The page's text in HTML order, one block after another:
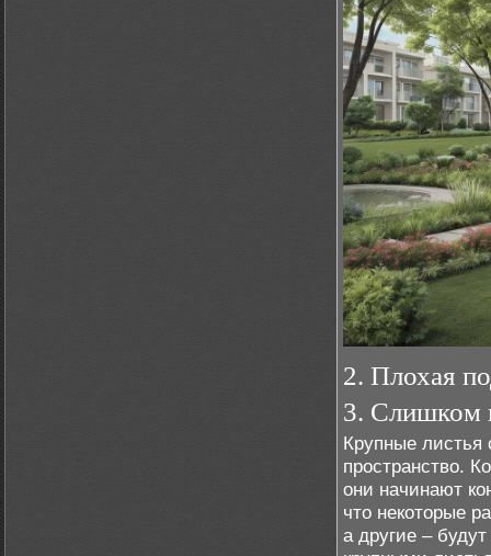
2. Плохая
3. Слишком
Крупные листья
пространство.
они начинают
что некоторые
а другие –